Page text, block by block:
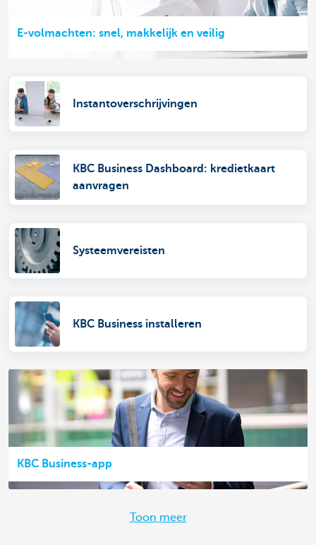
E-volmachten: snel, makkelijk en veilig
Instantoverschrijvingen
KBC Business Dashboard: kredietkaart
aanvragen
Systeemvereisten
KBC Business installeren
KBC Business-app
Toon meer